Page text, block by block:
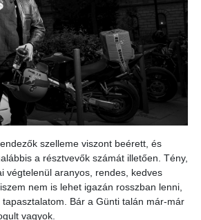
szelleme viszont beérett, és
a résztvevők számát illetően. Tény,
végtelenül aranyos, rendes, kedves
nem is lehet igazán rosszban lenni,
Bár a Günti talán már-már
vagyok.